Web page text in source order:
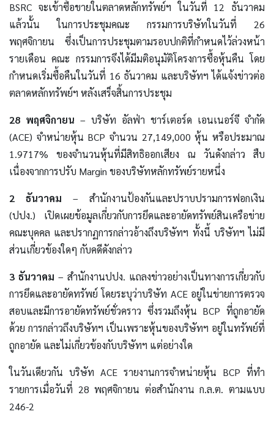
BSRC จะเข้าซื้อขายในตลาดหลักทรัพย์ฯ ในวันที่ 12 ธันวาคม
แล้วนั้น ในการประชุมคณะ กรรมการบริษัทในวันที่ 26
พฤศจิกายน ซึ่งเป็นการประชุมตามรอบปกติที่กำหนดไว้ล่วงหน้า
รายเดือน คณะ กรรมการจึงได้มีมติอนุมัติโครงการซื้อหุ้นคืน โดย
กำหนดเริ่มซื้อคืนในวันที่ 16 ธันวาคม และบริษัทฯ ได้แจ้งข่าวต่อ
ตลาดหลักทรัพย์ฯ หลังเสร็จสิ้นการประชุม
28 พฤศจิกายน – บริษัท อัลฟ่า ชาร์เตอร์ด เอนเนอร์จี จำกัด
(ACE) จำหน่ายหุ้น BCP จำนวน 27,149,000 หุ้น หรือประมาณ
1.9717% ของจำนวนหุ้นที่มีสิทธิออกเสียง ณ วันดังกล่าว สืบ
เนื่องจากการปรับ Margin ของบริษัทหลักทรัพย์รายหนึ่ง
2 ธันวาคม – สำนักงานป้องกันและปราบปรามการฟอกเงิน
(ปปง.) เปิดเผยข้อมูลเกี่ยวกับการยึดและอายัดทรัพย์สินเครือข่าย
คณะบุคคล และปรากฏการกล่าวอ้างถึงบริษัทฯ ทั้งนี้ บริษัทฯ ไม่มี
ส่วนเกี่ยวข้องใดๆ กับคดีดังกล่าว
3 ธันวาคม – สำนักงานปปง. แถลงข่าวอย่างเป็นทางการเกี่ยวกับ
การยึดและอายัดทรัพย์ โดยระบุว่าบริษัท ACE อยู่ในข่ายการตรวจ
สอบและมีการอายัดทรัพย์ชั่วคราว ซึ่งรวมถึงหุ้น BCP ที่ถูกอายัด
ด้วย การกล่าวถึงบริษัทฯ เป็นเพราะหุ้นของบริษัทฯ อยู่ในทรัพย์ที่
ถูกอายัด และไม่เกี่ยวข้องกับบริษัทฯ แต่อย่างใด
ในวันเดียวกัน บริษัท ACE รายงานการจำหน่ายหุ้น BCP ที่ทำ
รายการเมื่อวันที่ 28 พฤศจิกายน ต่อสำนักงาน ก.ล.ต. ตามแบบ
246-2